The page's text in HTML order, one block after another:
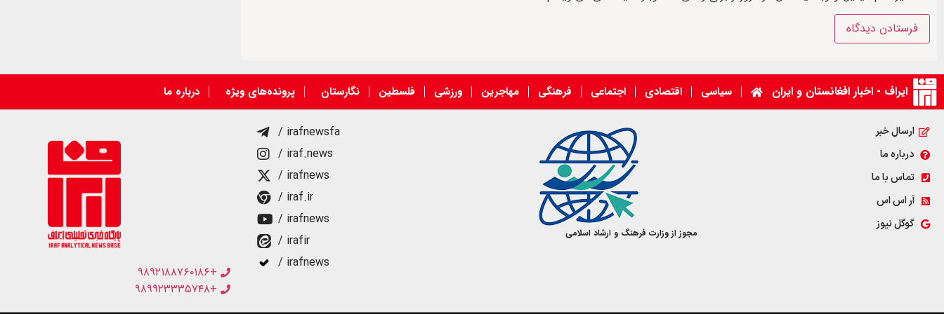
ایراف - اخبار افغانستان و ایران سیاسی اقتصادی اجتماعی فرهنگی مهاجرین ورزشی فلسطین نگارستان پرونده‌های ویژه درباره ما
ارسال خبر
درباره ما
تماس با ما
آر اس اس
گوگل نیوز
مجوز از وزارت فرهنگ و ارشاد اسلامی
/ irafnewsfa
/ iraf.news
/ irafnews
/ iraf.ir
/ irafnews
/ irafir
/ irafnews
+۹۸۹۲۱۸۸۷۶۰۱۸۶
+۹۸۹۹۲۳۳۳۵۷۴۸